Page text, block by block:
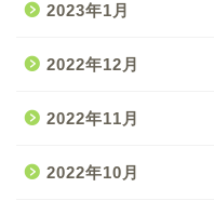
2023年1月
2022年12月
2022年11月
2022年10月